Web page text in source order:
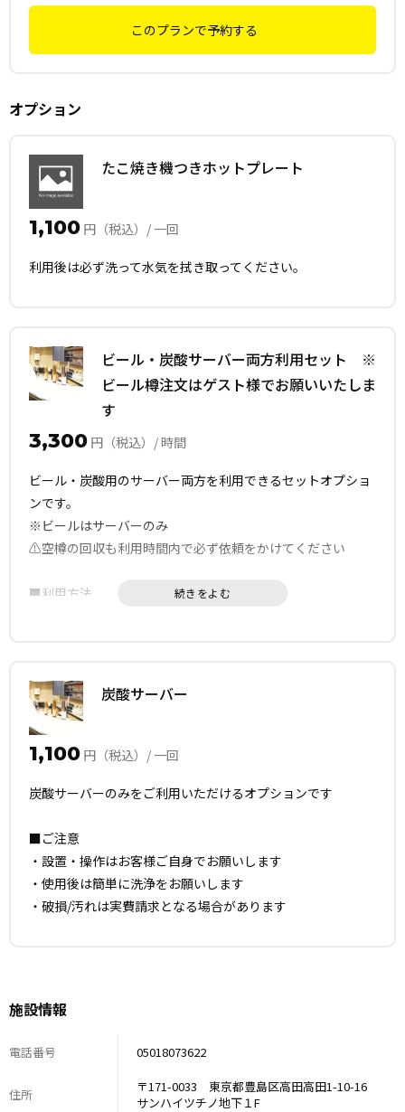
ください。
■1時間のご予約になりますが前後利用が入る可能性がある
って入退出をお願いします。
だくプランです。
弊社スタッフが現地にて確認・回収するプランではございま
せん。
請求させて頂きます。
■下見をご希望の方は本予約の予定日を、忘れ物回収をご希
望の場合は回収物の内容をお伝えいただくようお願いしま
す。
■家具家電備品等の配置は動かさないようにお願いします。
このプランで予約する
オプション
たこ焼き機つきホットプレート
1,100 円（税込）/ 一回
利用後は必ず洗って水気を拭き取ってください。
ビール・炭酸サーバー両方利用セット ※
ビール樽注文はゲスト様でお願いいたしま
す
3,300 円（税込）/ 時間
ビール・炭酸用のサーバー両方を利用できるセットオプショ
ンです。
※ビールはサーバーのみ
⚠️空樽の回収も利用時間内で必ず依頼をかけてください
■利用方法
☎ 0120-365-198
「早稲田Space1に配達」とお伝えください
配達住所：豊島区高田1-10-16サンハイツチノB1
※10:00-21:00間のみ
■取扱はアサヒの樽ビールです、
・アサヒ プレミアム（10L）
■配達・回収
・受け取り／回収は必ずご自身でお願いします
■ご注意
・使用後は簡易洗浄を
炭酸サーバー
1,100 円（税込）/ 一回
炭酸サーバーのみをご利用いただけるオプションです
■ご注意
・設置・操作はお客様ご自身でお願いします
・使用後は簡単に洗浄をお願いします
・破損/汚れは実費請求となる場合があります
施設情報
電話番号 05018073622
住所
〒171-0033 東京都豊島区高田高田1-10-16
サンハイツチノ地下１F